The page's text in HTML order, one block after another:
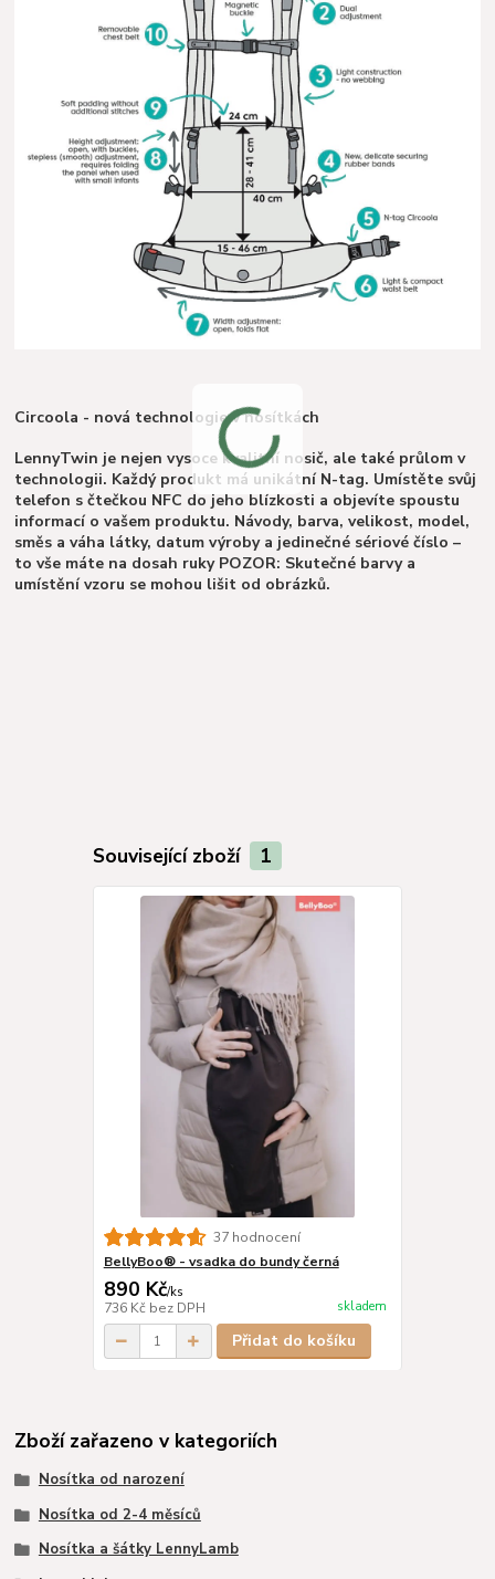
Circoola - nová technologie v nosítkách
LennyTwin je nejen vysoce kvalitní nosič, ale také průlom v
technologii. Každý produkt má unikátní N-tag. Umístěte svůj
telefon s čtečkou NFC do jeho blízkosti a objevíte spoustu
informací o vašem produktu. Návody, barva, velikost, model,
směs a váha látky, datum výroby a jedinečné sériové číslo –
to vše máte na dosah ruky POZOR: Skutečné barvy a
umístění vzoru se mohou lišit od obrázků.
Související zboží 1
37 hodnocení
BellyBoo® - vsadka do bundy černá
890 Kč/ks
736 Kč bez DPH skladem
Přidat do košíku
Zboží zařazeno v kategoriích
Nosítka od narození
Nosítka od 2-4 měsíců
Nosítka a šátky LennyLamb